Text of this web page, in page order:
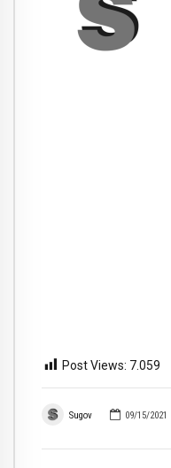
Sugov 09/15/2021
Post Views: 7.059